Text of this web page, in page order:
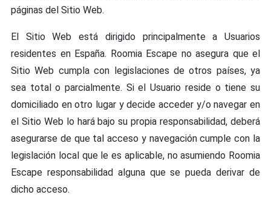
páginas del Sitio Web.
El Sitio Web está dirigido principalmente a Usuarios
residentes en España. Roomia Escape no asegura que el
Sitio Web cumpla con legislaciones de otros países, ya
sea total o parcialmente. Si el Usuario reside o tiene su
domiciliado en otro lugar y decide acceder y/o navegar en
el Sitio Web lo hará bajo su propia responsabilidad, deberá
asegurarse de que tal acceso y navegación cumple con la
legislación local que le es aplicable, no asumiendo Roomia
Escape responsabilidad alguna que se pueda derivar de
dicho acceso.